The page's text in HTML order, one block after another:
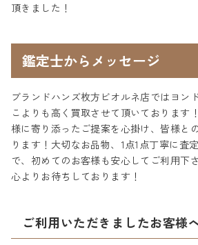
頂きました！
鑑定士からメッセージ
ブランドハンズ枚方ビオルネ店ではヨン
こよりも高く買取させて頂いております
様に寄り添ったご提案を心掛け、皆様と
ります！大切なお品物、1点1点丁寧に査
で、初めてのお客様も安心してご利用下
心よりお待ちしております！
ご利用いただきましたお客様